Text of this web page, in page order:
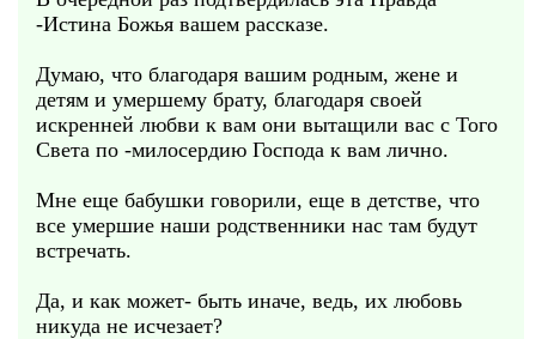
-Истина Божья вашем рассказе.
Думаю, что благодаря вашим родным, жене и
детям и умершему брату, благодаря своей
искренней любви к вам они вытащили вас с Того
Света по -милосердию Господа к вам лично.
Мне еще бабушки говорили, еще в детстве, что
все умершие наши родственники нас там будут
встречать.
Да, и как может- быть иначе, ведь, их любовь
никуда не исчезает?